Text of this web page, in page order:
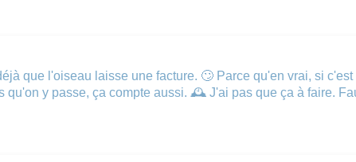
que l'oiseau laisse une facture. 🙄 Parce qu'en vrai, si
qu'on y passe, ça compte aussi. 🕰️ J'ai pas que ça à faire.